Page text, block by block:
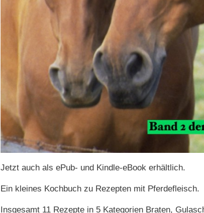
Jetzt auch als ePub- und Kindle-eBook erhältlich.
Ein kleines Kochbuch zu Rezepten mit Pferdefleisch.
Insgesamt 11 Rezepte in 5 Kategorien Braten,